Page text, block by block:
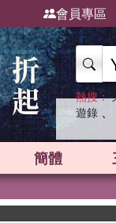
會員專區
熱搜：
遊錄 、
簡體